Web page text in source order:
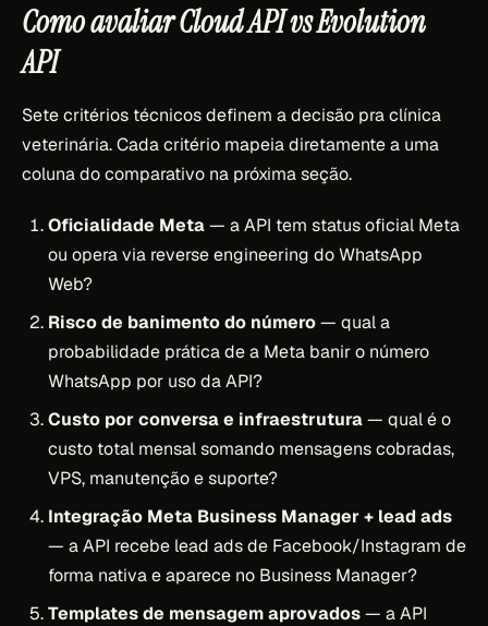
Como avaliar Cloud API vs Evolution
API
Sete critérios técnicos definem a decisão pra clínica
veterinária. Cada critério mapeia diretamente a uma
coluna do comparativo na próxima seção.
Oficialidade Meta— a API tem status oficial Meta
ou opera via reverse engineering do WhatsApp
Web?
Risco de banimento do número— qual a
probabilidade prática de a Meta banir o número
WhatsApp por uso da API?
Custo por conversa e infraestrutura— qual é o
custo total mensal somando mensagens cobradas,
VPS, manutenção e suporte?
Integração Meta Business Manager + lead ads
— a API recebe lead ads de Facebook/Instagram de
forma nativa e aparece no Business Manager?
Templates de mensagem aprovados— a API